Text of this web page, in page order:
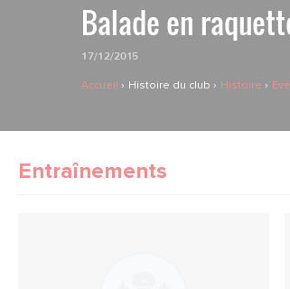
Balade en
17/12/2015
Accueil Histoire du club Histoire
Entraînements